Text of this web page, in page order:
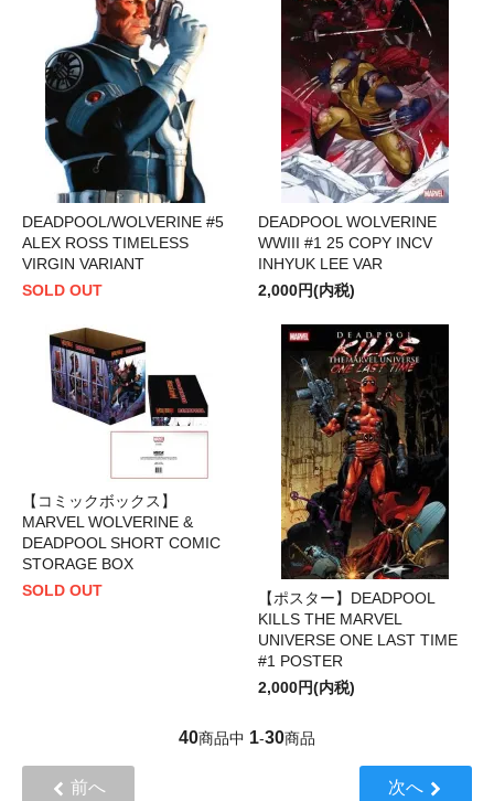
DEADPOOL/WOLVERINE #5
ALEX ROSS TIMELESS
VIRGIN VARIANT
SOLD OUT
DEADPOOL WOLVERINE
WWIII #1 25 COPY INCV
INHYUK LEE VAR
2,000円(内税)
【コミックボックス】
MARVEL WOLVERINE &
DEADPOOL SHORT COMIC
STORAGE BOX
SOLD OUT
【ポスター】DEADPOOL
KILLS THE MARVEL
UNIVERSE ONE LAST TIME
#1 POSTER
2,000円(内税)
40商品中 1-30商品
前へ 次へ